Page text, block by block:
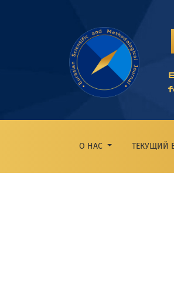
Заявление о
О НАС ТЕКУЩИЙ